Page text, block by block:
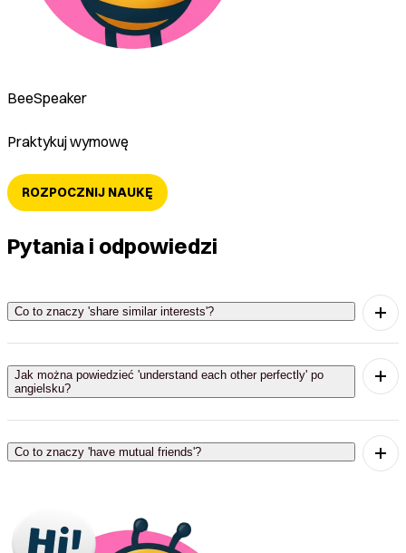
BeeSpeaker
Praktykuj wymowę
ROZPOCZNIJ NAUKĘ
Pytania i odpowiedzi
Co to znaczy 'share similar interests'?
'Share similar interests' oznacza dzielić podobne
zainteresowania.
Jak można powiedzieć 'understand each other perfectly' po
angielsku?
'Understand each other perfectly' znaczy
doskonale się rozumieć.
Co to znaczy 'have mutual friends'?